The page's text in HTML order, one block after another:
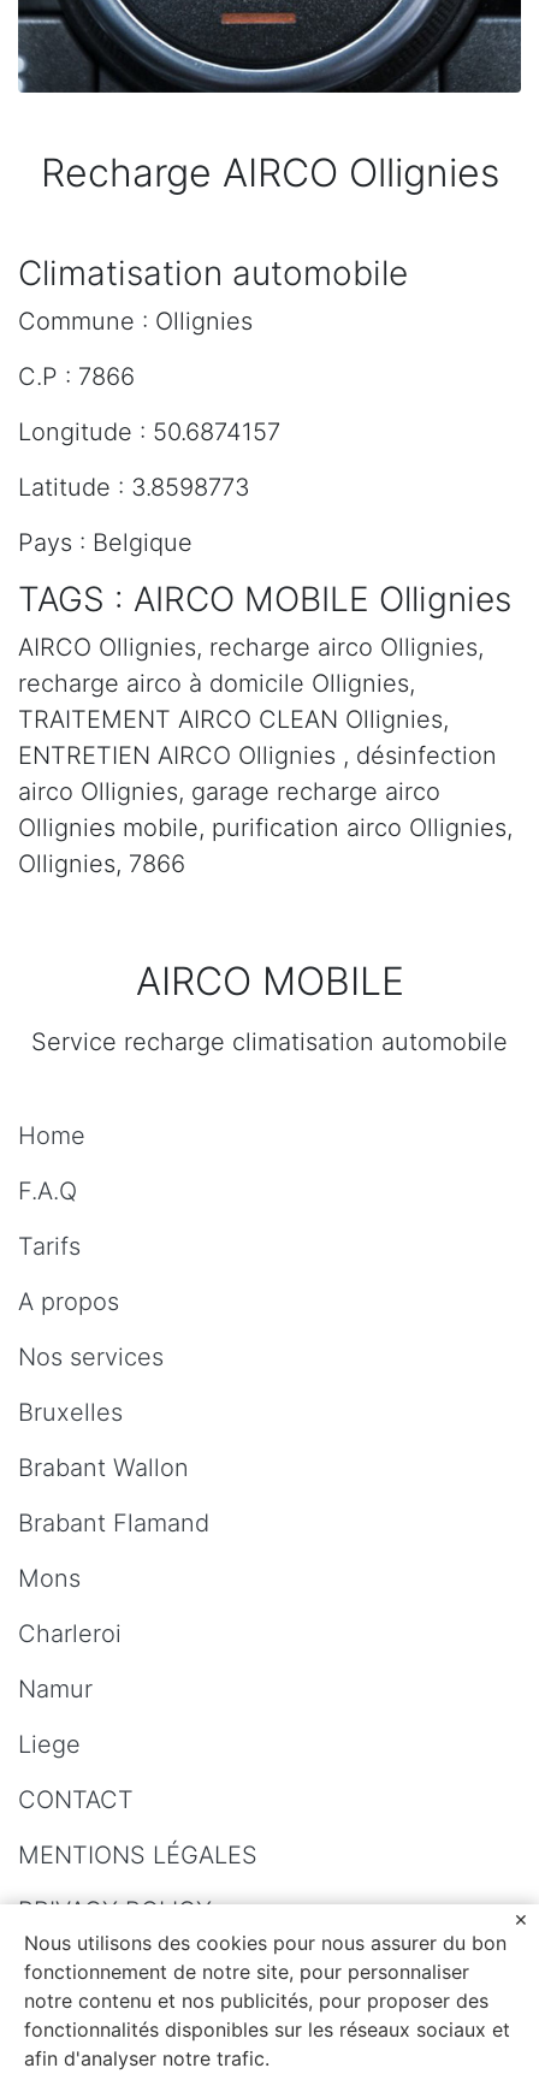
Recharge AIRCO Ollignies
Climatisation automobile
Commune : Ollignies
C.P : 7866
Longitude : 50.6874157
Latitude : 3.8598773
Pays : Belgique
TAGS : AIRCO MOBILE Ollignies
AIRCO Ollignies, recharge airco Ollignies,
recharge airco à domicile Ollignies,
TRAITEMENT AIRCO CLEAN Ollignies,
ENTRETIEN AIRCO Ollignies , désinfection
airco Ollignies, garage recharge airco
Ollignies mobile, purification airco Ollignies,
Ollignies, 7866
AIRCO MOBILE
Service recharge climatisation automobile
Home
F.A.Q
Tarifs
A propos
Nos services
Bruxelles
Brabant Wallon
Brabant Flamand
Mons
Charleroi
Namur
Liege
CONTACT
MENTIONS LÉGALES
PRIVACY POLICY
SITEMAP
Nous utilisons des cookies pour nous assurer du bon
fonctionnement de notre site, pour personnaliser
notre contenu et nos publicités, pour proposer des
fonctionnalités disponibles sur les réseaux sociaux et
afin d'analyser notre trafic.